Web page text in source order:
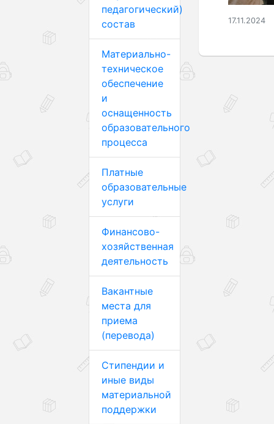
педагогический)
состав
Материально-
техническое
обеспечение
и
оснащенность
образовательного
процесса
Платные
образовательные
услуги
Финансово-
хозяйственная
деятельность
Вакантные
места для
приема
(перевода)
Стипендии и
иные виды
материальной
поддержки
17.11.2024